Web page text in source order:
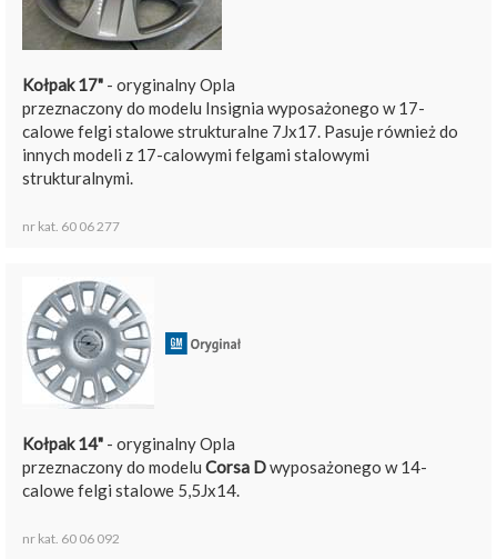
Kołpak 17" - oryginalny Opla
przeznaczony do modelu Insignia wyposażonego w 17-
calowe felgi stalowe strukturalne 7Jx17. Pasuje również do
innych modeli z 17-calowymi felgami stalowymi
strukturalnymi.
nr kat. 60 06 277
Kołpak 14" - oryginalny Opla
przeznaczony do modelu Corsa Dwyposażonego w 14-
calowe felgi stalowe 5,5Jx14.
nr kat. 60 06 092